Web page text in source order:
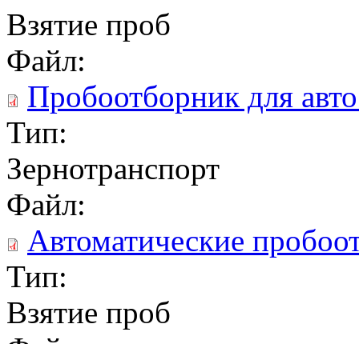
Взятие проб
Файл:
Пробоотборник для
Тип:
Зернотранспорт
Файл:
Автоматические
Тип:
Взятие проб